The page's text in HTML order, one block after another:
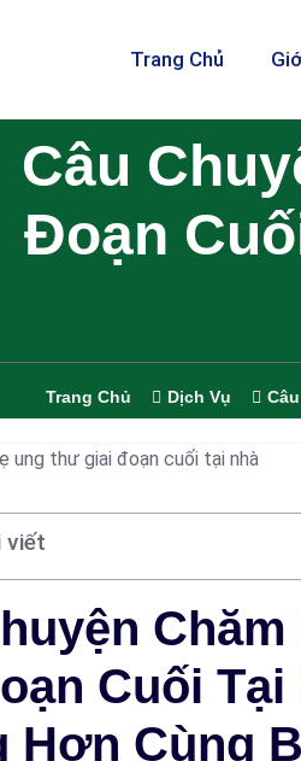
Trang Chủ
Câu
Đoạn
Trang Chủ Dịch Vụ
viết
Cuối Tại
Hơn Cùng